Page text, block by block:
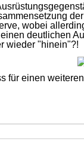
wobei
deutlichen
wieder "hinein"?!
für einen